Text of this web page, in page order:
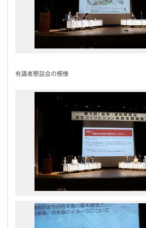
有識者懇話会の模様